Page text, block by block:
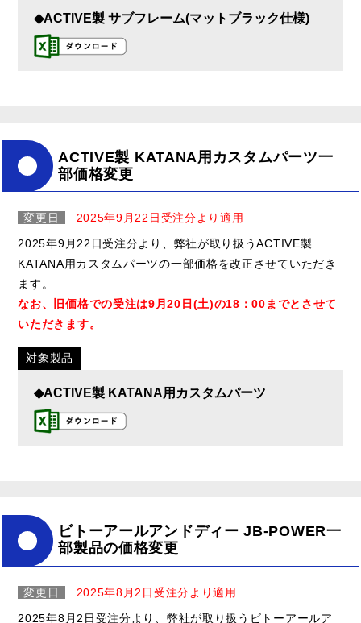
◆ACTIVE製 サブフレーム(マットブラック仕様)
ACTIVE製 KATANA用カスタムパーツ一
部価格変更
変更日
2025年9月22日受注分より適用
2025年9月22日受注分より、弊社が取り扱うACTIVE製
KATANA用カスタムパーツの一部価格を改正させていただき
ます。
なお、旧価格での受注は9月20日(土)の18：00までとさせて
いただきます。
対象製品
◆ACTIVE製 KATANA用カスタムパーツ
ビトーアールアンドディー JB-POWER一
部製品の価格変更
変更日
2025年8月2日受注分より適用
2025年8月2日受注分より、弊社が取り扱うビトーアールア